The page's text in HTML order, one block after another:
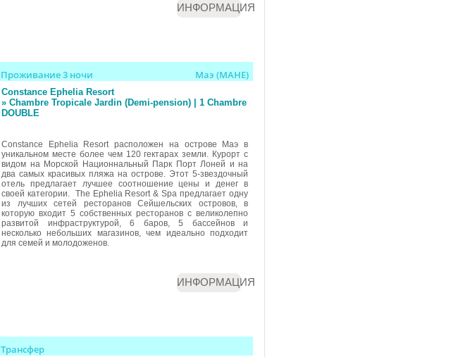
ИНФОРМАЦИЯ
Проживание 3 ночи Маэ (MAHE)
Constance Ephelia Resort
» Chambre Tropicale Jardin (Demi-pension) | 1 Chambre
DOUBLE
Constance Ephelia Resort расположен на острове Маэ в
уникальном месте более чем 120 гектарах земли. Курорт с
видом на Морской Национнальный Парк Порт Лоней и на
два самых красивых пляжа на острове. Этот 5-звездочный
отель предлагает лучшее соотношение цены и денег в
своей категории. The Ephelia Resort & Spa предлагает одну
из лучших сетей ресторанов Сейшельских островов, в
которую входит 5 собственных ресторанов с великолепно
развитой инфраструктурой, 6 баров, 5 бассейнов и
несколько небольших магазинов, чем идеально подходит
для семей и молодоженов.
ИНФОРМАЦИЯ
Трансфер